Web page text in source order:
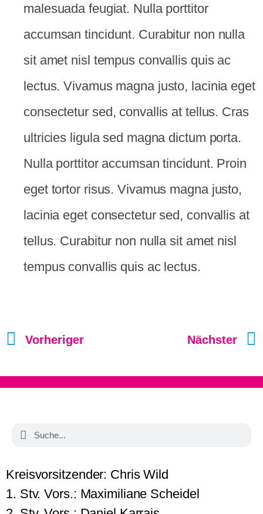
malesuada feugiat. Nulla porttitor
accumsan tincidunt. Curabitur non nulla
sit amet nisl tempus convallis quis ac
lectus. Vivamus magna justo, lacinia eget
consectetur sed, convallis at tellus. Cras
ultricies ligula sed magna dictum porta.
Nulla porttitor accumsan tincidunt. Proin
eget tortor risus. Vivamus magna justo,
lacinia eget consectetur sed, convallis at
tellus. Curabitur non nulla sit amet nisl
tempus convallis quis ac lectus.
Vorheriger Nächster
Kreisvorsitzender: Chris Wild
1. Stv. Vors.: Maximiliane Scheidel